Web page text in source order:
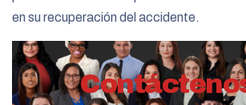
en su recuperación del accidente.